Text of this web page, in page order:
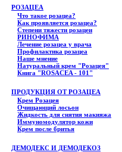
РОЗАЦЕА
Что такое розацеа?
Как проявляется розацеа?
Степени тяжести розацеи
РИНОФИМА
Лечение розацеа у врача
Профилактика розацеа
Наше мнение
Натуральный крем "Розацея"
Книга "ROSACEA - 101"
ПРОДУКЦИЯ ОТ РОЗАЦЕА
Крем Розацея
Очищающий лосьон
Жидкость для снятия макияжа
Иммуномодулятор кожи
Крем после бритья
ДЕМОДЕКС И ДЕМОДЕКОЗ